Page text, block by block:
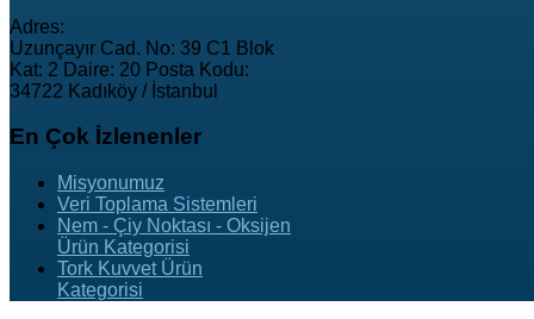
Adres:
Uzunçayır Cad. No: 39 C1 Blok
Kat: 2 Daire: 20 Posta Kodu:
34722 Kadıköy / İstanbul
En Çok İzlenenler
Misyonumuz
Veri Toplama Sistemleri
Nem - Çiy Noktası - Oksijen
Ürün Kategorisi
Tork Kuvvet Ürün
Kategorisi